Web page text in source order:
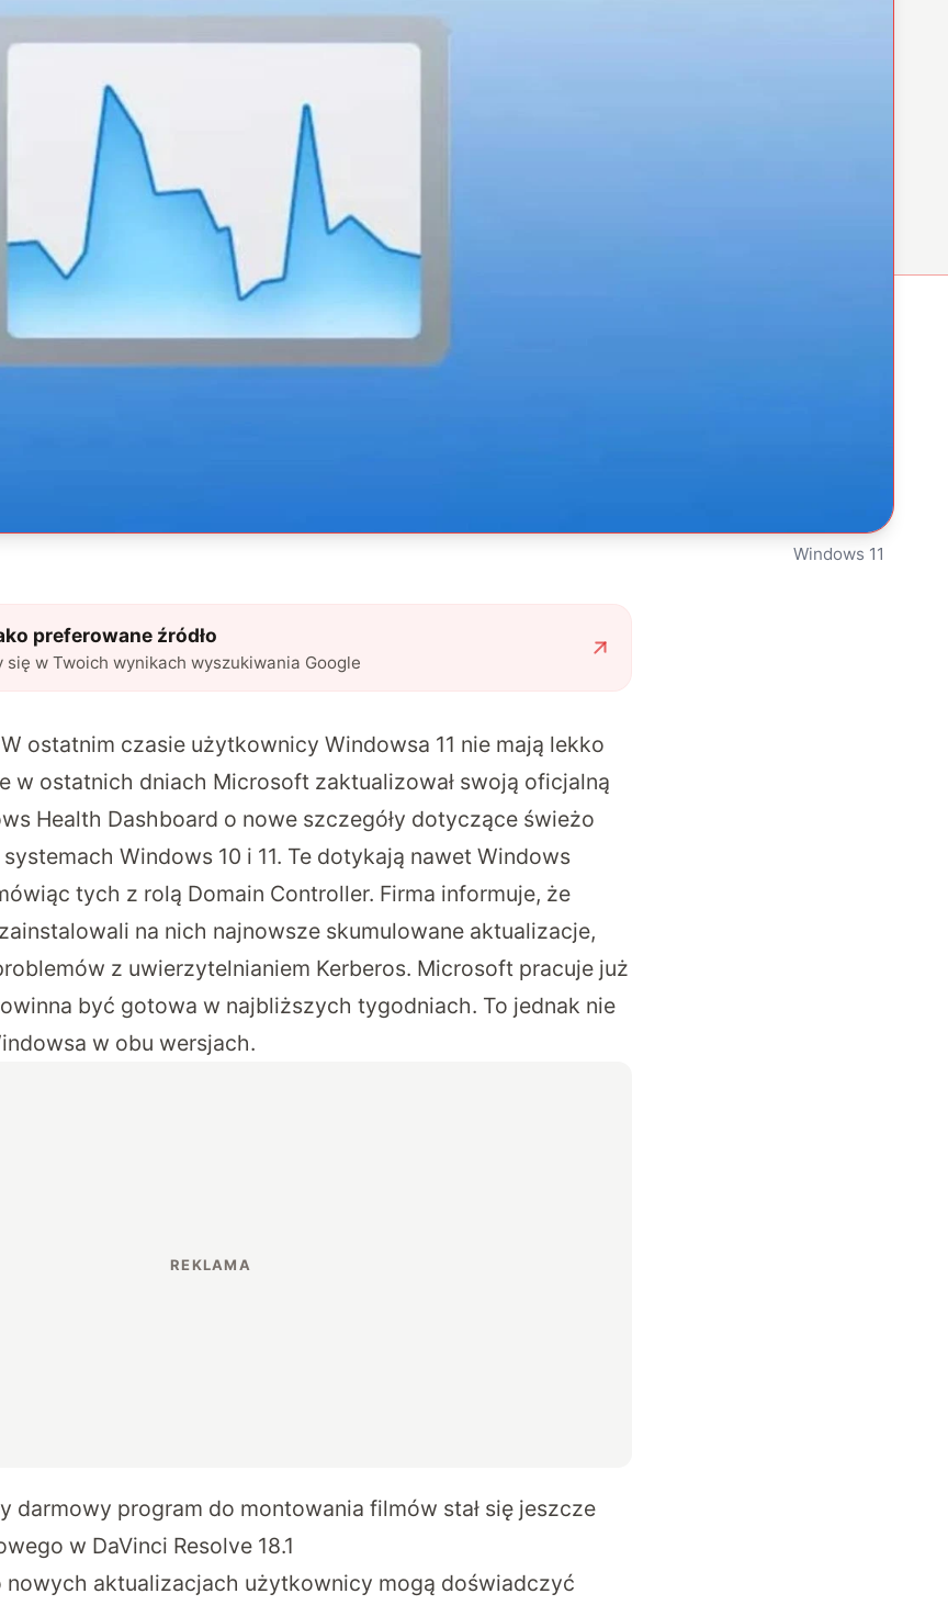
Windows 11
preferowane źródło
się w Twoich wynikach wyszukiwania Google
W ostatnim czasie użytkownicy Windowsa 11 nie mają lekko
w ostatnich dniach Microsoft zaktualizował swoją oficjalną
Health Dashboard o nowe szczegóły dotyczące świeżo
Windows 10 i 11. Te dotykają nawet Windows
tych z rolą Domain Controller. Firma informuje, że
na nich najnowsze skumulowane aktualizacje,
z uwierzytelnianiem Kerberos. Microsoft pracuje już
być gotowa w najbliższych tygodniach. To jednak nie
w obu wersjach.
darmowy program do montowania filmów stał się jeszcze
w DaVinci Resolve 18.1
nowych aktualizacjach użytkownicy mogą doświadczyć